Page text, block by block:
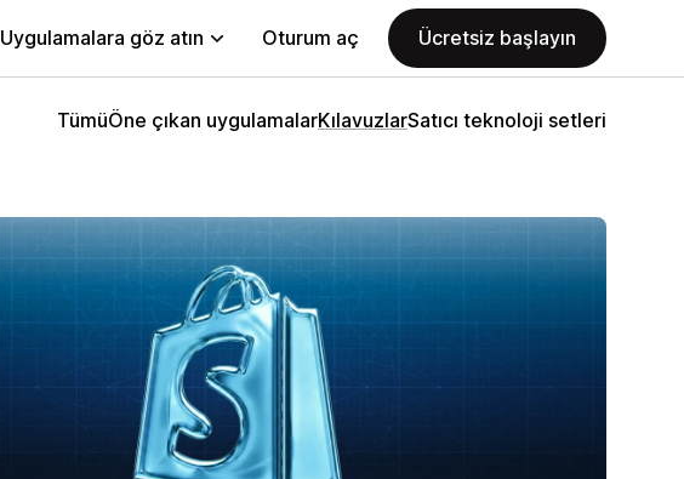
Uygulamalara göz atın Oturum aç Ücretsiz başlayın
TümüÖne çıkan uygulamalarKılavuzlarSatıcı teknoloji setleri